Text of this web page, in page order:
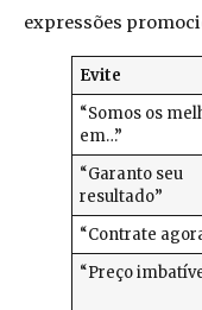
expressões
Evite
“Somos os
em…”
“Garanto seu
resultado”
“Contrate
“Preço